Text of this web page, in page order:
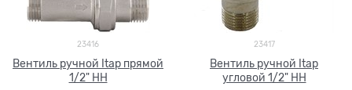
23416
Вентиль ручной Itap прямой
1/2" НН
23417
Вентиль ручной Itap
угловой 1/2" НН